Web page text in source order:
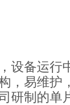
设备运行
，易维护
研制的单